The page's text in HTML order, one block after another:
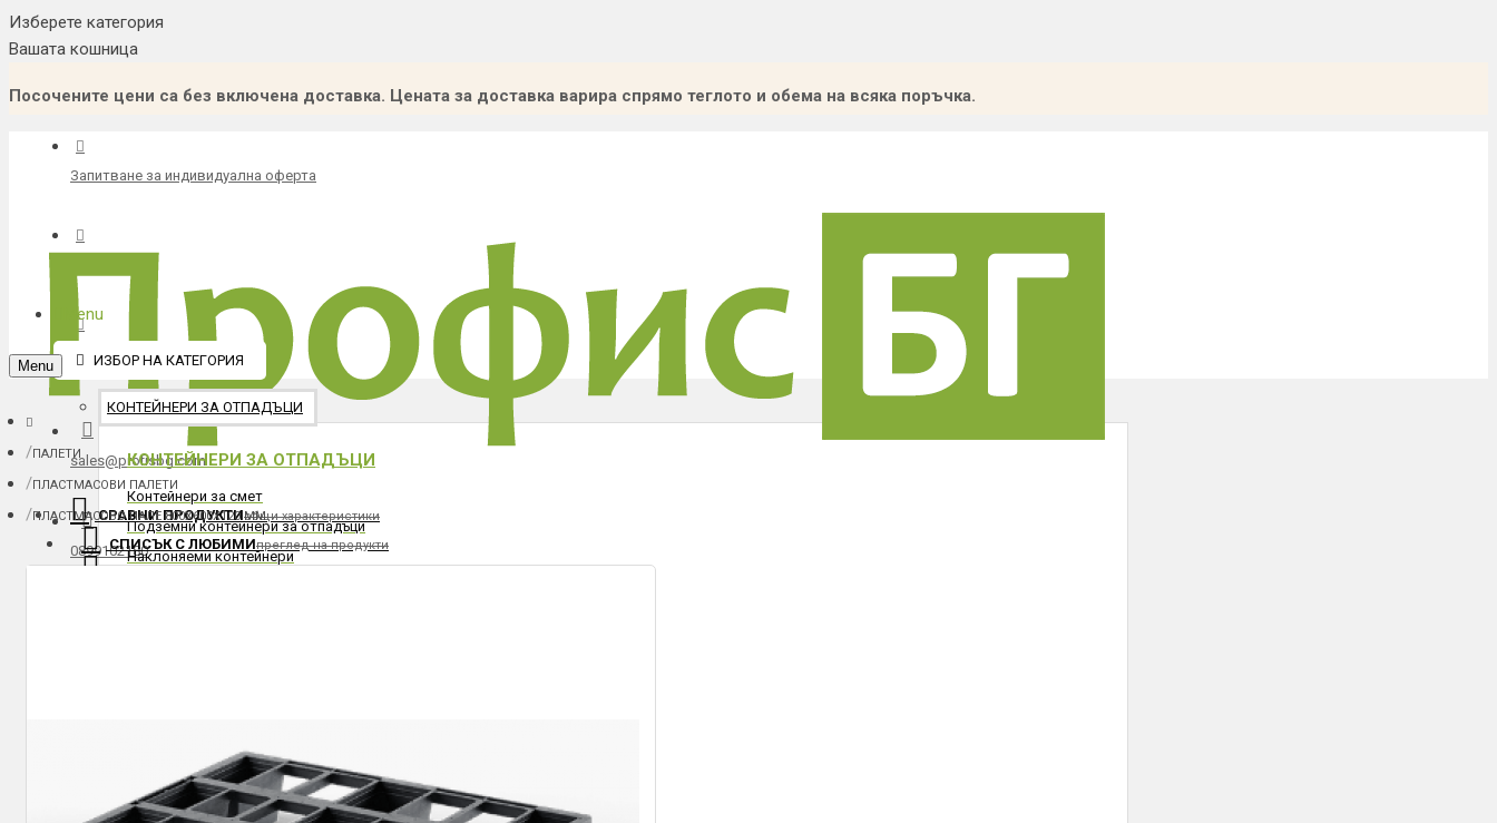
Изберете категория
Вашата кошница
Посочените цени са без включена доставка. Цената за доставка варира спрямо теглото и обема на всяка поръчка.
Запитване за индивидуална оферта
Каталог градска среда
sales@profisbg.com
0899102180
СРАВНИ ПРОДУКТИобщи характеристики
СПИСЪК С ЛЮБИМИпреглед на продукти
Menu
ИЗБОР НА КАТЕГОРИЯ
КОНТЕЙНЕРИ ЗА ОТПАДЪЦИ
КОНТЕЙНЕРИ ЗА ОТПАДЪЦИ
Контейнери за смет
Подземни контейнери за отпадъци
Наклоняеми контейнери
Menu
ПАЛЕТИ
ПЛАСТМАСОВИ ПАЛЕТИ
ПЛАСТМАСОВО ПАЛЕ 800Х600Х120 ММ